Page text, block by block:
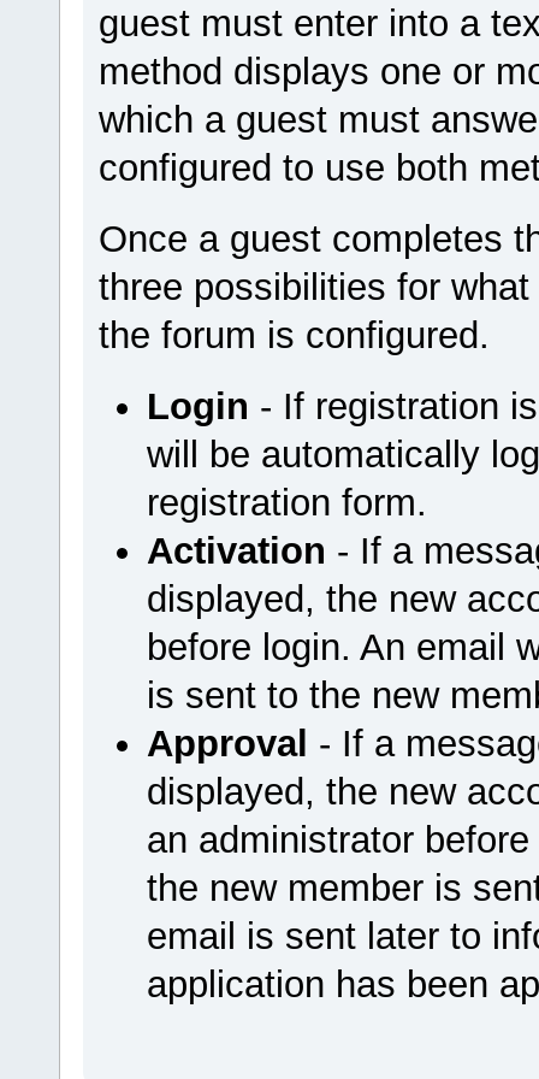
guest must enter into a
method displays one or
which a guest must
configured to use both
Once a guest completes
three possibilities for
the forum is configured.
Login - If registration
will be automatically
registration form.
Activation - If a
displayed, the new
before login. An email
is sent to the new
Approval - If a
displayed, the new
an administrator
the new member is
email is sent later to
application has been